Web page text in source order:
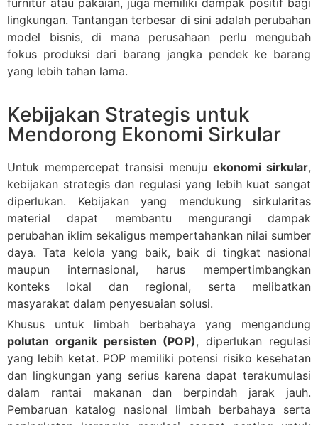
furnitur atau pakaian, juga memiliki dampak positif bagi
lingkungan. Tantangan terbesar di sini adalah perubahan
model bisnis, di mana perusahaan perlu mengubah
fokus produksi dari barang jangka pendek ke barang
yang lebih tahan lama.
Kebijakan Strategis untuk
Mendorong Ekonomi Sirkular
Untuk mempercepat transisi menuju ekonomi sirkular,
kebijakan strategis dan regulasi yang lebih kuat sangat
diperlukan. Kebijakan yang mendukung sirkularitas
material dapat membantu mengurangi dampak
perubahan iklim sekaligus mempertahankan nilai sumber
daya. Tata kelola yang baik, baik di tingkat nasional
maupun internasional, harus mempertimbangkan
konteks lokal dan regional, serta melibatkan
masyarakat dalam penyesuaian solusi.
Khusus untuk limbah berbahaya yang mengandung
polutan organik persisten (POP), diperlukan regulasi
yang lebih ketat. POP memiliki potensi risiko kesehatan
dan lingkungan yang serius karena dapat terakumulasi
dalam rantai makanan dan berpindah jarak jauh.
Pembaruan katalog nasional limbah berbahaya serta